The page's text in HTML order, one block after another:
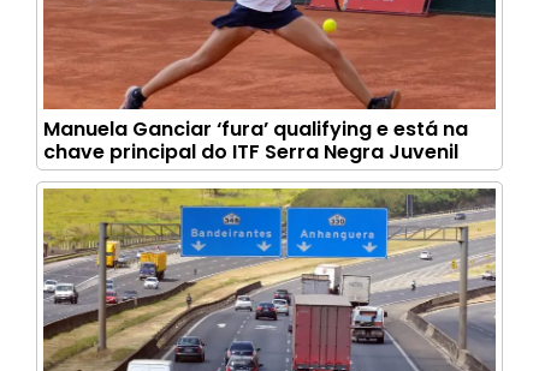
Manuela Ganciar ‘fura’ qualifying e está na
chave principal do ITF Serra Negra Juvenil